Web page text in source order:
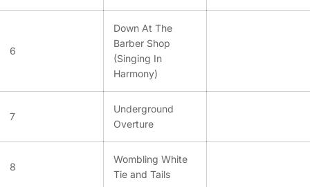
6
Down At The
Barber Shop
(Singing In
Harmony)
7
Underground
Overture
8
Wombling White
Tie and Tails